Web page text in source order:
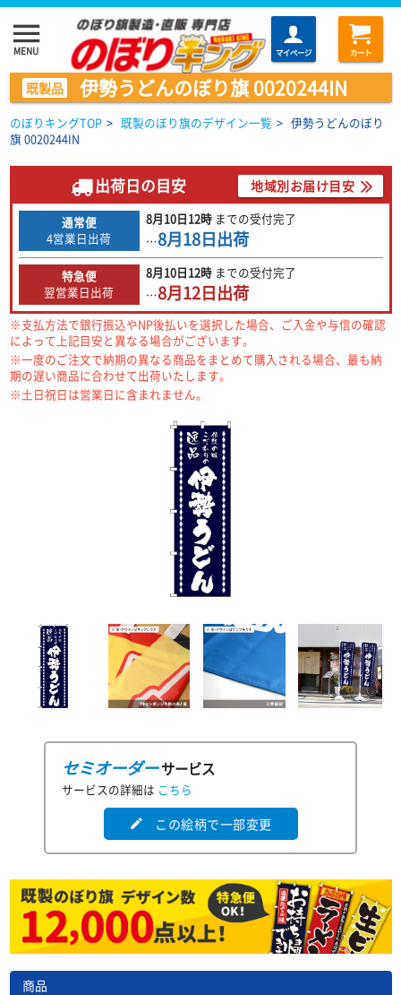
menu
MENU マイページ カート
既製品 伊勢うどんのぼり旗 0020244IN
のぼりキングTOP > 既製のぼり旗のデザイン一覧 > 伊勢うどんのぼり
旗 0020244IN
出荷日の目安 地域別お届け目安
通常便
4営業日出荷
8月10日12時 までの受付完了
…8月18日出荷
特急便
翌営業日出荷
8月10日12時 までの受付完了
…8月12日出荷
※支払方法で銀行振込やNP後払いを選択した場合、ご入金や与信の確認
によって上記目安と異なる場合がございます。
※一度のご注文で納期の異なる商品をまとめて購入される場合、最も納
期の遅い商品に合わせて出荷いたします。
※土日祝日は営業日に含まれません。
セミオーダーサービス
サービスの詳細は こちら
edit この絵柄で一部変更
商品